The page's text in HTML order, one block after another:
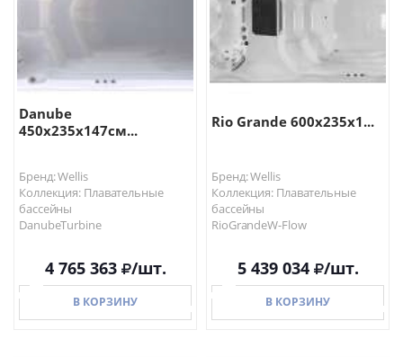
Danube
450х235х147см...
Бренд: Wellis
Коллекция: Плавательные
бассейны
DanubeTurbine
4 765 363 /шт.
В КОРЗИНУ
Rio Grande 600х235х1...
Бренд: Wellis
Коллекция: Плавательные
бассейны
RioGrandeW-Flow
5 439 034 /шт.
В КОРЗИНУ